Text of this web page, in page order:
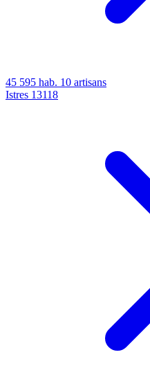
45 595 hab. 10 artisans
Istres 13118